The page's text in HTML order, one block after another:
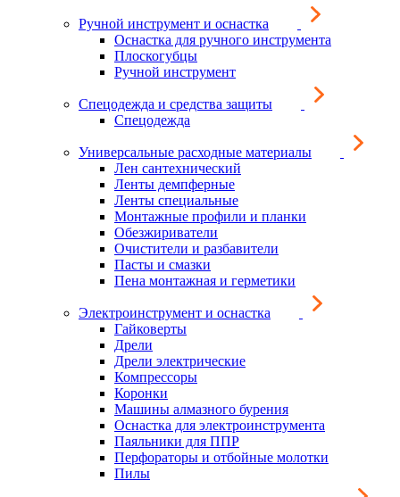
Ручной инструмент и оснастка
Оснастка для ручного инструмента
Плоскогубцы
Ручной инструмент
Спецодежда и средства защиты
Спецодежда
Универсальные расходные материалы
Лен сантехнический
Ленты демпферные
Ленты специальные
Монтажные профили и планки
Обезжириватели
Очистители и разбавители
Пасты и смазки
Пена монтажная и герметики
Электроинструмент и оснастка
Гайковерты
Дрели
Дрели электрические
Компрессоры
Коронки
Машины алмазного бурения
Оснастка для электроинструмента
Паяльники для ППР
Перфораторы и отбойные молотки
Пилы